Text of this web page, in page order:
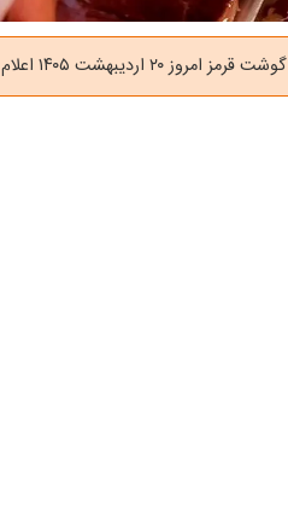
امروز ۲۰ اردیبهشت ۱۴۰۵ اعلام شد.